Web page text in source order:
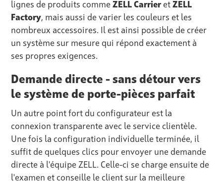
lignes de produits commeZELL CarrieretZELL
Factory, mais aussi de varier les couleurs et les
nombreux accessoires. Il est ainsi possible de créer
un système sur mesure qui répond exactement à
ses propres exigences.
Demande directe - sans détour vers
le système de porte-pièces parfait
Un autre point fort du configurateur est la
connexion transparente avec le service clientèle.
Une fois la configuration individuelle terminée, il
suffit de quelques clics pour envoyer une demande
directe à l'équipe ZELL. Celle-ci se charge ensuite de
l'examen et conseille le client sur la meilleure